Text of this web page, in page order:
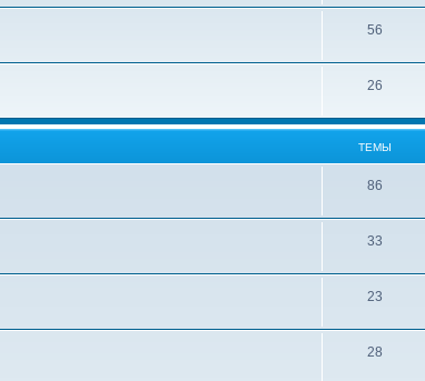
56
26
ТЕМЫ
86
33
23
28